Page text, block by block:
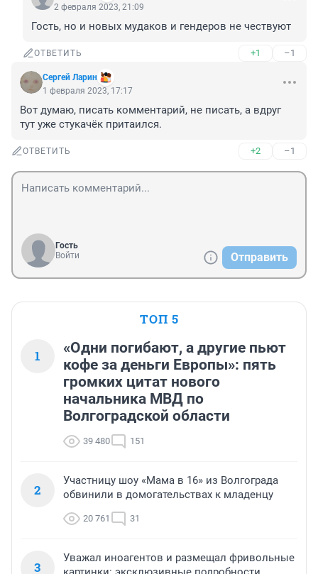
2 февраля 2023, 21:09
Гость, но и новых мудаков и гендеров не чествуют
ОТВЕТИТЬ +1 –1
Сергей Ларин
1 февраля 2023, 17:17
Вот думаю, писать комментарий, не писать, а вдруг
тут уже стукачёк притаился.
ОТВЕТИТЬ +2 –1
Гость
Войти
Отправить
ТОП 5
1
«Одни погибают, а другие пьют
кофе за деньги Европы»: пять
громких цитат нового
начальника МВД по
Волгоградской области
39 480 151
2
Участницу шоу «Мама в 16» из Волгограда
обвинили в домогательствах к младенцу
20 761 31
3
Уважал иноагентов и размещал фривольные